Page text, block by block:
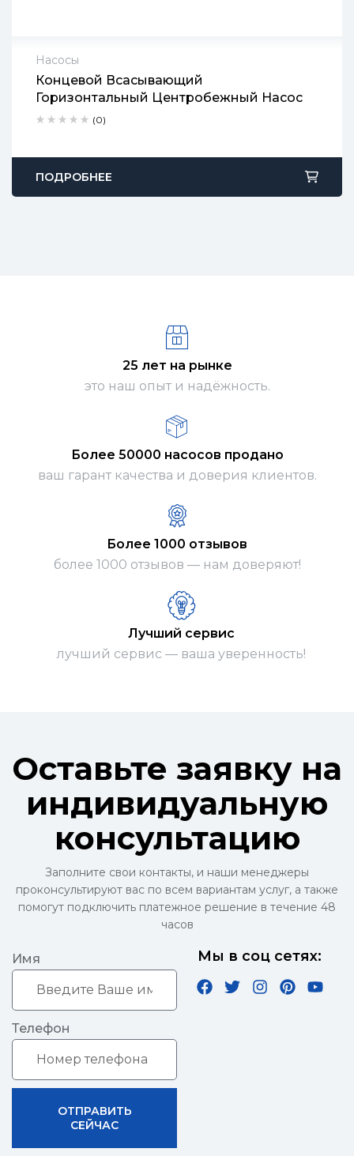
Насосы
Концевой Всасывающий
Горизонтальный Центробежный Насос
(0)
2 года гарантии
Срок доставки: 1-2 рабочих дня
Бесплатный возврат в течение 90 дней
ПОДРОБНЕЕ
25 лет на рынке
это наш опыт и надёжность.
Более 50000 насосов продано
ваш гарант качества и доверия клиентов.
Более 1000 отзывов
более 1000 отзывов — нам доверяют!
Лучший сервис
лучший сервис — ваша уверенность!
Оставьте заявку на
индивидуальную
консультацию
Заполните свои контакты, и наши менеджеры
проконсультируют вас по всем вариантам услуг, а также
помогут подключить платежное решение в течение 48
часов
Имя
Телефон
ОТПРАВИТЬ
СЕЙЧАС
Мы в соц сетях: